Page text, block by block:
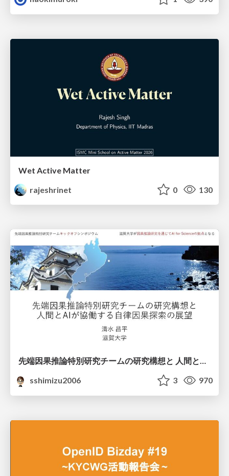
Wet Active Matter
rajeshrinet
0 130
先端因果推論特別研究チームの研究構想と 人間とAIが協働する自律因果探索の展望
sshimizu2006
3 970